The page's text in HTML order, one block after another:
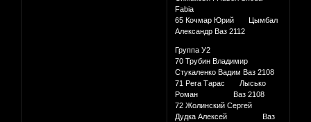
Fabia
65 Кочмар Юрий Цымбал
Александр Ваз 2112
Группа У2
70 Трубин Владимир
Стукаленко Вадим Ваз 2108
71 Рега Тарас Лысько
Роман Ваз 2108
72 Жолинский Сергей
Дудка Алексей Ваз